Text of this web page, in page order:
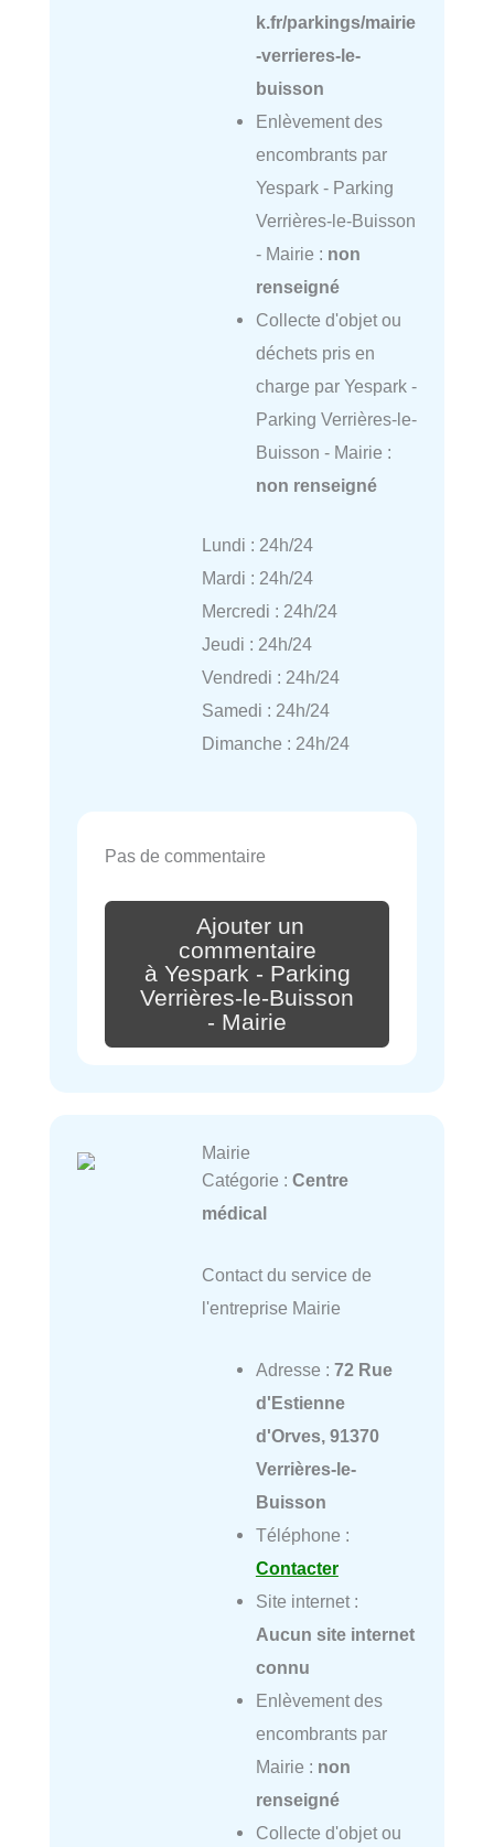
k.fr/parkings/mairie
-verrieres-le-
buisson
Enlèvement des
encombrants par
Yespark - Parking
Verrières-le-Buisson
- Mairie : non
renseigné
Collecte d'objet ou
déchets pris en
charge par Yespark -
Parking Verrières-le-
Buisson - Mairie :
non renseigné
Lundi : 24h/24
Mardi : 24h/24
Mercredi : 24h/24
Jeudi : 24h/24
Vendredi : 24h/24
Samedi : 24h/24
Dimanche : 24h/24
Pas de commentaire
Ajouter un
commentaire
à Yespark - Parking
Verrières-le-Buisson
- Mairie
Mairie
Catégorie : Centre
médical
Contact du service de
l'entreprise Mairie
Adresse : 72 Rue
d'Estienne
d'Orves, 91370
Verrières-le-
Buisson
Téléphone :
Contacter
Site internet :
Aucun site internet
connu
Enlèvement des
encombrants par
Mairie : non
renseigné
Collecte d'objet ou